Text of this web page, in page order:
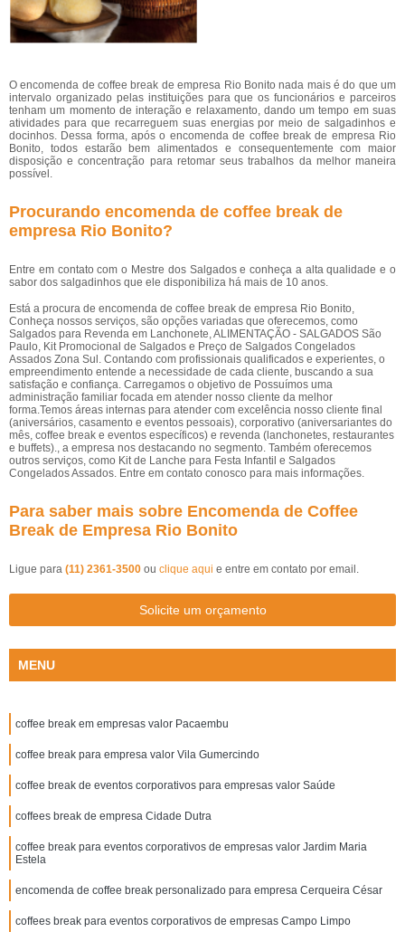
O encomenda de coffee break de empresa Rio Bonito nada mais é do que um
intervalo organizado pelas instituições para que os funcionários e parceiros
tenham um momento de interação e relaxamento, dando um tempo em suas
atividades para que recarreguem suas energias por meio de salgadinhos e
docinhos. Dessa forma, após o encomenda de coffee break de empresa Rio
Bonito, todos estarão bem alimentados e consequentemente com maior
disposição e concentração para retomar seus trabalhos da melhor maneira
possível.
Procurando encomenda de coffee break de
empresa Rio Bonito?
Entre em contato com o Mestre dos Salgados e conheça a alta qualidade e o
sabor dos salgadinhos que ele disponibiliza há mais de 10 anos.
Está a procura de encomenda de coffee break de empresa Rio Bonito,
Conheça nossos serviços, são opções variadas que oferecemos, como
Salgados para Revenda em Lanchonete, ALIMENTAÇÃO - SALGADOS São
Paulo, Kit Promocional de Salgados e Preço de Salgados Congelados
Assados Zona Sul. Contando com profissionais qualificados e experientes, o
empreendimento entende a necessidade de cada cliente, buscando a sua
satisfação e confiança. Carregamos o objetivo de Possuímos uma
administração familiar focada em atender nosso cliente da melhor
forma.Temos áreas internas para atender com excelência nosso cliente final
(aniversários, casamento e eventos pessoais), corporativo (aniversariantes do
mês, coffee break e eventos específicos) e revenda (lanchonetes, restaurantes
e buffets)., a empresa nos destacando no segmento. Também oferecemos
outros serviços, como Kit de Lanche para Festa Infantil e Salgados
Congelados Assados. Entre em contato conosco para mais informações.
Para saber mais sobre Encomenda de Coffee
Break de Empresa Rio Bonito
Ligue para (11) 2361-3500 ou clique aqui e entre em contato por email.
Solicite um orçamento
MENU
coffee break em empresas valor Pacaembu
coffee break para empresa valor Vila Gumercindo
coffee break de eventos corporativos para empresas valor Saúde
coffees break de empresa Cidade Dutra
coffee break para eventos corporativos de empresas valor Jardim Maria
Estela
encomenda de coffee break personalizado para empresa Cerqueira César
coffees break para eventos corporativos de empresas Campo Limpo